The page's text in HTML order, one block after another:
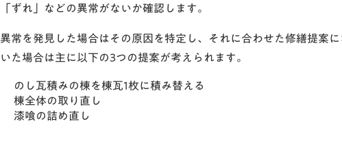
「ずれ」などの異常がないか確認します。
異常を発見した場合はその原因を特定し、それに合わせた修繕提案
いた場合は主に以下の3つの提案が考えられます。
のし瓦積みの棟を棟瓦1枚に積み替える
棟全体の取り直し
漆喰の詰め直し